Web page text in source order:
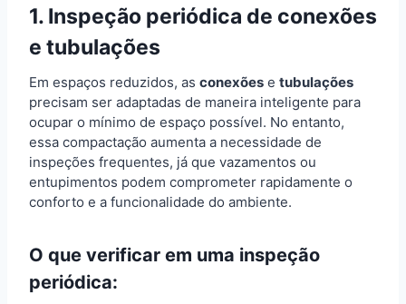
1. Inspeção periódica de conexões
e tubulações
Em espaços reduzidos, as conexões e tubulações
precisam ser adaptadas de maneira inteligente para
ocupar o mínimo de espaço possível. No entanto,
essa compactação aumenta a necessidade de
inspeções frequentes, já que vazamentos ou
entupimentos podem comprometer rapidamente o
conforto e a funcionalidade do ambiente.
O que verificar em uma inspeção
periódica: